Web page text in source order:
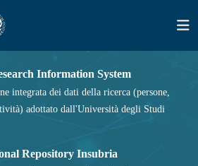
Information System
integrata dei dati della ricerca (persone,
adottato dall'Università degli Studi
Repository Insubria